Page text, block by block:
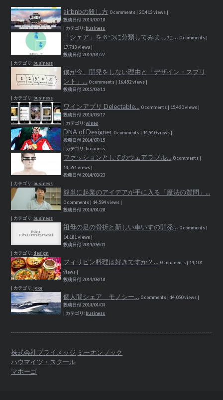
airbnbの殺し方 0 comments | 20,413 views |
投稿日付 2014/07/18
| カテゴリ: business
「シェア」を６つに分類してみました… 0 comments |
17,713 views |
投稿日付 2014/04/27
| カテゴリ: business
僕が今、開発をしない理由と「デザイン・スプリ
ント」… 0 comments | 16,452 views |
投稿日付 2015/03/11
| カテゴリ: business
ワインアプリ Delectable… 0 comments | 15,430 views |
投稿日付 2014/03/17
| カテゴリ:wines
DNA of Designer 0 comments | 14,940 views |
投稿日付 2014/07/15
| カテゴリ: business
ファッションとしてのウェアラブル… 0 comments |
14,591 views |
投稿日付 2014/03/23
| カテゴリ: business
簡単に起業のアイデアが手に入る「魔法の質問」…
0 comments | 14,584 views |
投稿日付 2014/04/28
| カテゴリ: business
祖母の足の骨折と新しい車いすの開発… 0 comments |
14,181 views |
投稿日付 2014/09/04
| カテゴリ: design
フィリピン料理は好きですか？… 0 comments | 14,101
views |
投稿日付 2014/08/18
| カテゴリ:joke
個人間シェア モノシー… 0 comments | 14,050 views |
投稿日付 2014/04/04
| カテゴリ: business
株式会社プライメッジ ミーオンブック
ハウマイツ・スクール
マホーゴ